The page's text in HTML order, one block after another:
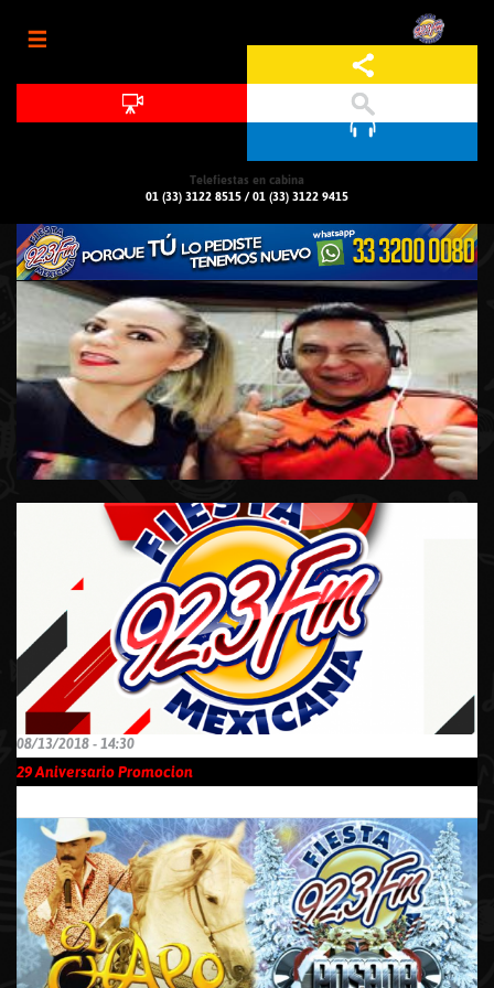
Telefiestas en cabina
01 (33) 3122 8515 /01 (33) 3122 9415
08/13/2018 - 14:30
29 Aniversario Promocion